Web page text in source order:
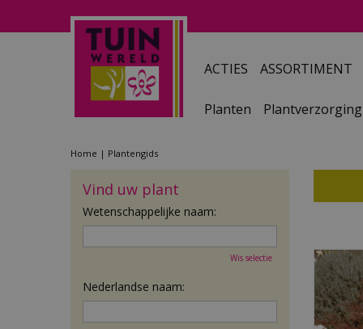
Home Plantengids
ACTIES ASSORTIMENT
Planten Plantverzorging
Vind uw plant
Wetenschappelijke naam:
Wis selectie
Nederlandse naam: